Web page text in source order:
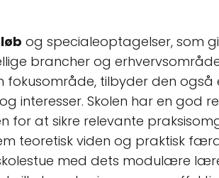
og specialeoptagelser, som
brancher og
fokusområde, tilbyder den også
interesser. Skolen har en god
for at sikre relevante
teoretisk viden og praktisk
med dets modulære